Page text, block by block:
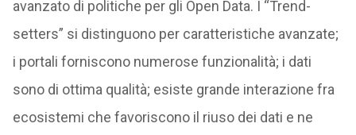
avanzato di politiche per gli Open Data. I “Trend-
setters” si distinguono per caratteristiche avanzate;
i portali forniscono numerose funzionalità; i dati
sono di ottima qualità; esiste grande interazione fra
ecosistemi che favoriscono il riuso dei dati e ne